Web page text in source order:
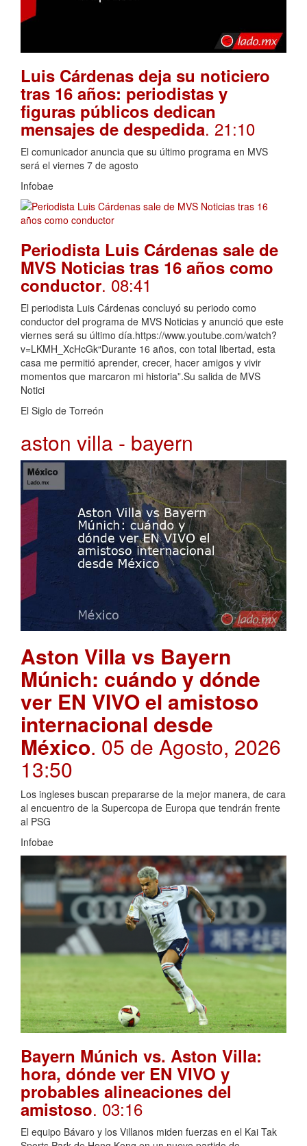
Luis Cárdenas deja su noticiero
tras 16 años: periodistas y
figuras públicos dedican
mensajes de despedida. 21:10
El comunicador anuncia que su último programa en MVS
será el viernes 7 de agosto
Infobae
Periodista Luis Cárdenas sale de
MVS Noticias tras 16 años como
conductor. 08:41
El periodista Luis Cárdenas concluyó su periodo como
conductor del programa de MVS Noticias y anunció que este
viernes será su último día.https://www.youtube.com/watch?
v=LKMH_XcHcGk“Durante 16 años, con total libertad, esta
casa me permitió aprender, crecer, hacer amigos y vivir
momentos que marcaron mi historia”.Su salida de MVS
Notici
El Siglo de Torreón
aston villa - bayern
Aston Villa vs Bayern
Múnich: cuándo y dónde
ver EN VIVO el amistoso
internacional desde
México. 05 de Agosto, 2026
13:50
Los ingleses buscan prepararse de la mejor manera, de cara
al encuentro de la Supercopa de Europa que tendrán frente
al PSG
Infobae
Bayern Múnich vs. Aston Villa:
hora, dónde ver EN VIVO y
probables alineaciones del
amistoso. 03:16
El equipo Bávaro y los Villanos miden fuerzas en el Kai Tak